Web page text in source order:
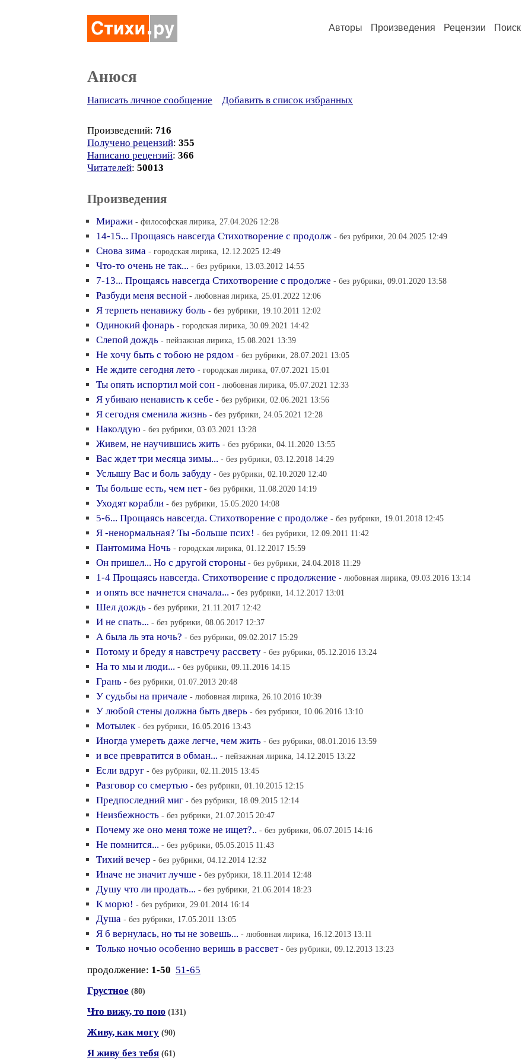
Авторы Произведения Рецензии Поиск
Анюся
Написать личное сообщение Добавить в список избранных
Произведений: 716
Получено рецензий: 355
Написано рецензий: 366
Читателей: 50013
Произведения
Миражи - философская лирика, 27.04.2026 12:28
14-15... Прощаясь навсегда Стихотворение с продолж - без рубрики, 20.04.2025 12:49
Снова зима - городская лирика, 12.12.2025 12:49
Что-то очень не так... - без рубрики, 13.03.2012 14:55
7-13... Прощаясь навсегда Стихотворение с продолже - без рубрики, 09.01.2020 13:58
Разбуди меня весной - любовная лирика, 25.01.2022 12:06
Я терпеть ненавижу боль - без рубрики, 19.10.2011 12:02
Одинокий фонарь - городская лирика, 30.09.2021 14:42
Слепой дождь - пейзажная лирика, 15.08.2021 13:39
Не хочу быть с тобою не рядом - без рубрики, 28.07.2021 13:05
Не ждите сегодня лето - городская лирика, 07.07.2021 15:01
Ты опять испортил мой сон - любовная лирика, 05.07.2021 12:33
Я убиваю ненависть к себе - без рубрики, 02.06.2021 13:56
Я сегодня сменила жизнь - без рубрики, 24.05.2021 12:28
Наколдую - без рубрики, 03.03.2021 13:28
Живем, не научившись жить - без рубрики, 04.11.2020 13:55
Вас ждет три месяца зимы... - без рубрики, 03.12.2018 14:29
Услышу Вас и боль забуду - без рубрики, 02.10.2020 12:40
Ты больше есть, чем нет - без рубрики, 11.08.2020 14:19
Уходят корабли - без рубрики, 15.05.2020 14:08
5-6... Прощаясь навсегда. Стихотворение с продолже - без рубрики, 19.01.2018 12:45
Я -ненормальная? Ты -больше псих! - без рубрики, 12.09.2011 11:42
Пантомима Ночь - городская лирика, 01.12.2017 15:59
Он пришел... Но с другой стороны - без рубрики, 24.04.2018 11:29
1-4 Прощаясь навсегда. Стихотворение с продолжение - любовная лирика, 09.03.2016 13:14
и опять все начнется сначала... - без рубрики, 14.12.2017 13:01
Шел дождь - без рубрики, 21.11.2017 12:42
И не спать... - без рубрики, 08.06.2017 12:37
А была ль эта ночь? - без рубрики, 09.02.2017 15:29
Потому и бреду я навстречу рассвету - без рубрики, 05.12.2016 13:24
На то мы и люди... - без рубрики, 09.11.2016 14:15
Грань - без рубрики, 01.07.2013 20:48
У судьбы на причале - любовная лирика, 26.10.2016 10:39
У любой стены должна быть дверь - без рубрики, 10.06.2016 13:10
Мотылек - без рубрики, 16.05.2016 13:43
Иногда умереть даже легче, чем жить - без рубрики, 08.01.2016 13:59
и все превратится в обман... - пейзажная лирика, 14.12.2015 13:22
Если вдруг - без рубрики, 02.11.2015 13:45
Разговор со смертью - без рубрики, 01.10.2015 12:15
Предпоследний миг - без рубрики, 18.09.2015 12:14
Неизбежность - без рубрики, 21.07.2015 20:47
Почему же оно меня тоже не ищет?.. - без рубрики, 06.07.2015 14:16
Не помнится... - без рубрики, 05.05.2015 11:43
Тихий вечер - без рубрики, 04.12.2014 12:32
Иначе не значит лучше - без рубрики, 18.11.2014 12:48
Душу что ли продать... - без рубрики, 21.06.2014 18:23
К морю! - без рубрики, 29.01.2014 16:14
Душа - без рубрики, 17.05.2011 13:05
Я б вернулась, но ты не зовешь... - любовная лирика, 16.12.2013 13:11
Только ночью особенно веришь в рассвет - без рубрики, 09.12.2013 13:23
продолжение: 1-50 51-65
Грустное (80)
Что вижу, то пою (131)
Живу, как могу (90)
Я живу без тебя (61)